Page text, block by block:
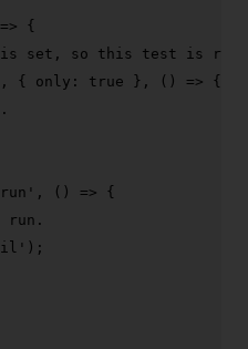
{
set, so this test is run.
, { only : true }, () => {
, () => {
run.
);